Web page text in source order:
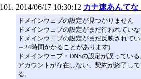
2014/06/17 10:30:12 カナ速あんてな
ドメインウェブの設定が見つかりません
ドメインウェブの設定がまだ行われていな
ドメインウェブの設定がまだ反映されて
～24時間かかることがあります)
ドメインウェブ・DNSの設定が誤っている
アカウントが存在しない、契約が終了し
る。